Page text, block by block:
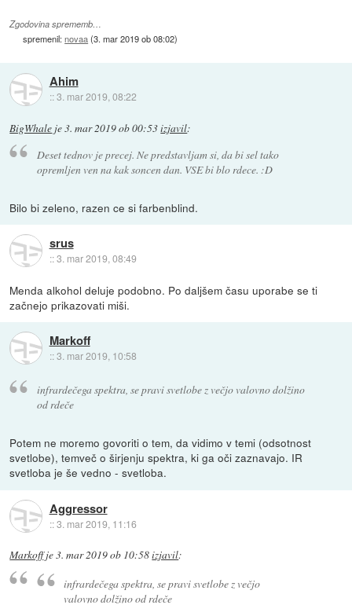
Zgodovina sprememb…
spremenil:novaa(3. mar 2019 ob 08:02)
Ahim
::3. mar 2019, 08:22
BigWhale je3. mar 2019 ob 00:53izjavil:
Deset tednov je precej. Ne predstavljam si, da bi sel tako
opremljen ven na kak soncen dan. VSE bi blo rdece. :D
Bilo bi zeleno, razen ce si farbenblind.
srus
::3. mar 2019, 08:49
Menda alkohol deluje podobno. Po daljšem času uporabe se ti
začnejo prikazovati miši.
Markoff
::3. mar 2019, 10:58
infrardečega spektra, se pravi svetlobe z večjo valovno dolžino
od rdeče
Potem ne moremo govoriti o tem, da vidimo v temi (odsotnost
svetlobe), temveč o širjenju spektra, ki ga oči zaznavajo. IR
svetloba je še vedno - svetloba.
Aggressor
::3. mar 2019, 11:16
Markoffje3. mar 2019 ob 10:58izjavil:
infrardečega spektra, se pravi svetlobe z večjo
valovno dolžino od rdeče